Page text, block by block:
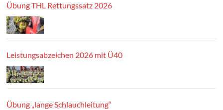
Übung THL Rettungssatz 2026
Leistungsabzeichen 2026 mit Ü40
Übung „lange Schlauchleitung“